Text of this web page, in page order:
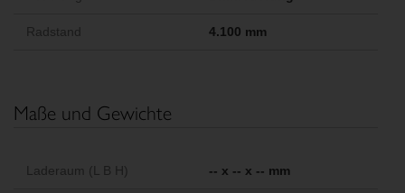
Radstand 4.100 mm
Maße und Gewichte
Laderaum (L B H) -- x -- x -- mm